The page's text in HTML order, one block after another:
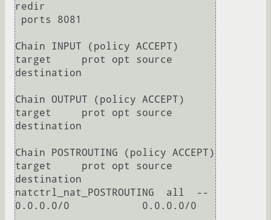
redir
Chain INPUT (policy ACCEPT)
target     prot opt source
destination
Chain OUTPUT (policy ACCEPT)
target     prot opt source
destination
Chain POSTROUTING (policy ACCEPT)
target     prot opt source
destination
natctrl_nat_POSTROUTING  all  --
0.0.0.0/0            0.0.0.0/0